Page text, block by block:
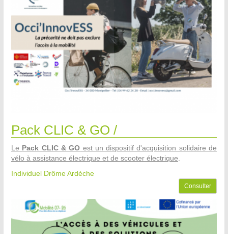
Pack CLIC & GO /
Le Pack CLIC & GO est un dispositif d'acquisition solidaire de
vélo à assistance électrique et de scooter électrique
Individuel Drôme Ardèche
Consulter